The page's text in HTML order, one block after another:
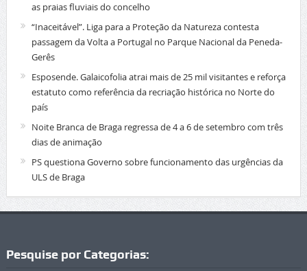
as praias fluviais do concelho
“Inaceitável”. Liga para a Proteção da Natureza contesta
passagem da Volta a Portugal no Parque Nacional da Peneda-
Gerês
Esposende. Galaicofolia atrai mais de 25 mil visitantes e reforça
estatuto como referência da recriação histórica no Norte do
país
Noite Branca de Braga regressa de 4 a 6 de setembro com três
dias de animação
PS questiona Governo sobre funcionamento das urgências da
ULS de Braga
Pesquise por Categorias: